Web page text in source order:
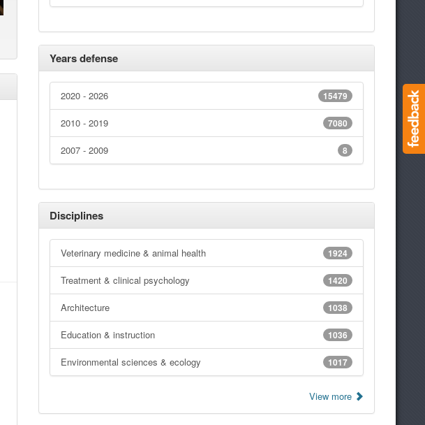
Years defense
15479
2020 - 2026
7080
2010 - 2019
8
2007 - 2009
Disciplines
1924
Veterinary medicine & animal health
1420
Treatment & clinical psychology
1038
Architecture
1036
Education & instruction
1017
Environmental sciences & ecology
View more